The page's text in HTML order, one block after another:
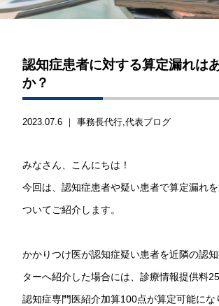
認知症患者に対する算定漏れは
か？
2023.07.6 ｜事務長代行 代表ブログ
みなさん、こんにちは！
今回は、認知症患者や疑い患者で算定漏れ
ついてご紹介します。
かかりつけ医が認知症疑い患者を近隣の認
ターへ紹介した場合には、診療情報提供料
認知症専門医紹介加算100点が算定可能にな